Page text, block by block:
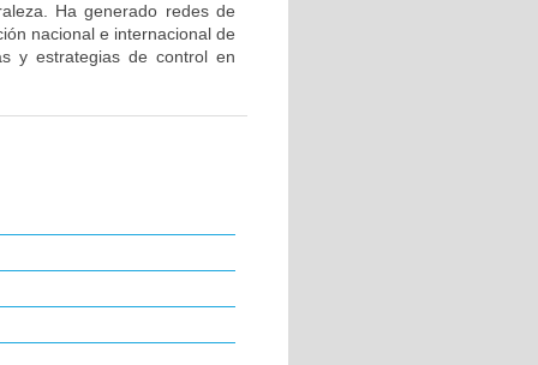
Ha generado redes de
nacional e internacional de
y estrategias de control en